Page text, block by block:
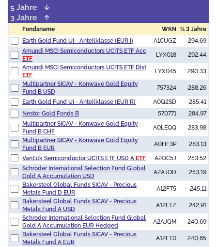
5 Jahre
3 Jahre
Fondsname WKN
% 3 Jahre
Earth Gold Fund UI - Anteilklasse (EUR I)
A1CUGZ
294,69
Amundi MSCI Semiconductors UCITS ETF Acc
ETF
LYX018
292,44
Amundi MSCI Semiconductors UCITS ETF Dist
ETF
LYX045
290,33
Multipartner SICAV - Konwave Gold Equity
Fund B USD
757324 288,26
Earth Gold Fund UI - Anteilklasse (EUR R) A0Q2SD
285,41
Nestor Gold Fonds B
570771
284,97
Multipartner SICAV - Konwave Gold Equity
Fund B CHF
A0LEQQ
283,98
Multipartner SICAV - Konwave Gold Equity
Fund B EUR
A0HF3P 283,13
VanEck Semiconductor UCITS ETF USD A ETF A2QC5J
253,52
Schroder International Selection Fund Global
Gold A Accumulation USD
A2AJQD
253,19
Bakersteel Global Funds SICAV - Precious
Metals Fund D EUR
A12FT5
245,11
Bakersteel Global Funds SICAV - Precious
Metals Fund A USD
A12FTZ
242,91
Schroder International Selection Fund Global
Gold A Accumulation EUR Hedged
A2AJQM
240,69
Bakersteel Global Funds SICAV - Precious
Metals Fund A EUR
A12FT0
240,65